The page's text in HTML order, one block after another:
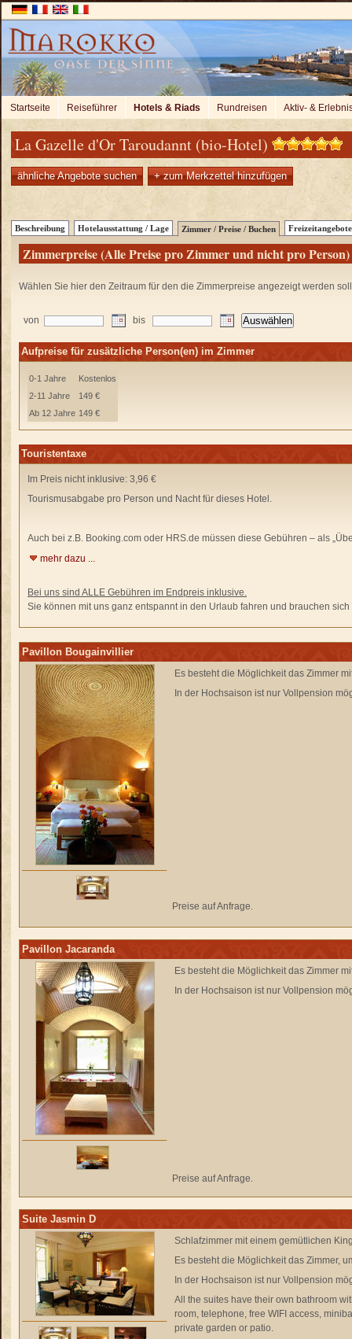
Startseite Reiseführer Hotels & Riads Rundreisen Aktiv- &
La Gazelle d'Or Taroudannt (bio-Hotel)
ähnliche Angebote suchen + zum Merkzettel hinzufügen
Beschreibung Hotelausstattung / Lage Zimmer / Preise / Buchen Freizeitangebote
Zimmerpreise (Alle Preise pro Zimmer und nicht pro Person)
Wählen Sie hier den Zeitraum für den die Zimmerpreise angezeigt werden
von bis
Aufpreise für zusätzliche Person(en) im Zimmer
0-1 Jahre
Kostenlos
2-11 Jahre
149 €
Ab 12 Jahre 149 €
Touristentaxe
Im Preis nicht inklusive: 3,96 €
Tourismusabgabe pro Person und Nacht für dieses Hotel.
Auch bei z.B. Booking.com oder HRS.de müssen diese Gebühren – als
mehr dazu ...
Bei uns sind ALLE Gebühren im Endpreis inklusive.
Sie können mit uns ganz entspannt in den Urlaub fahren und brauchen
Pavillon Bougainvillier
Es besteht die Möglichkeit das Zimmer
In der Hochsaison ist nur Vollpension
Preise auf Anfrage.
Pavillon Jacaranda
Es besteht die Möglichkeit das Zimmer
In der Hochsaison ist nur Vollpension
Preise auf Anfrage.
Suite Jasmin D
Schlafzimmer mit einem gemütlichen
Es besteht die Möglichkeit das Zimmer,
In der Hochsaison ist nur Vollpension
All the suites have their own bathroom
room, telephone, free WIFI access,
private garden or patio.